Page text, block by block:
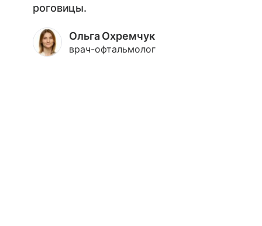
роговицы.
Ольга Охремчук
врач-офтальмолог